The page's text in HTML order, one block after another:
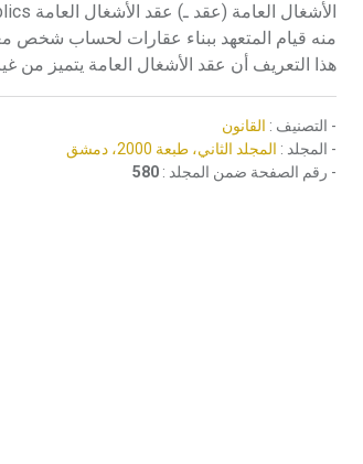
منه قيام المتعهد ببناء عقارات لحساب شخص
هذا التعريف أن عقد الأشغال العامة يتميز من
- التصنيف : القانون
- المجلد : المجلد الثاني، طبعة 2000، دمشق
- رقم الصفحة ضمن المجلد : 580